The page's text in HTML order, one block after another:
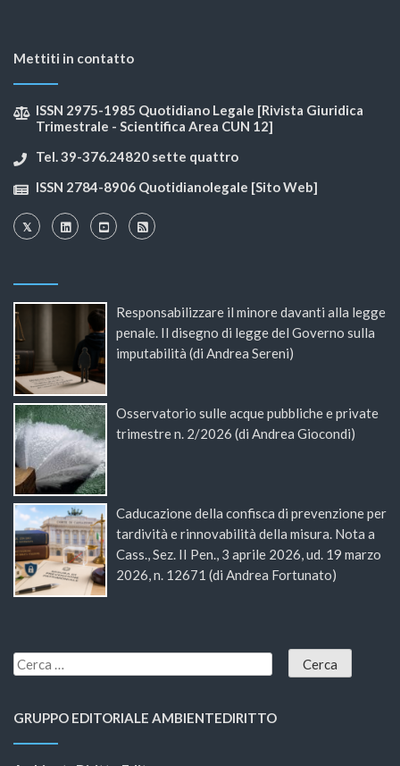
Mettiti in contatto
ISSN 2975-1985 Quotidiano Legale [Rivista Giuridica
Trimestrale - Scientifica Area CUN 12]
Tel. 39-376.24820 sette quattro
ISSN 2784-8906 Quotidianolegale [Sito Web]
Responsabilizzare il minore davanti alla legge
penale. Il disegno di legge del Governo sulla
imputabilità (di Andrea Sereni)
Osservatorio sulle acque pubbliche e private
trimestre n. 2/2026 (di Andrea Giocondi)
Caducazione della confisca di prevenzione per
tardività e rinnovabilità della misura. Nota a
Cass., Sez. II Pen., 3 aprile 2026, ud. 19 marzo
2026, n. 12671 (di Andrea Fortunato)
GRUPPO EDITORIALE AMBIENTEDIRITTO